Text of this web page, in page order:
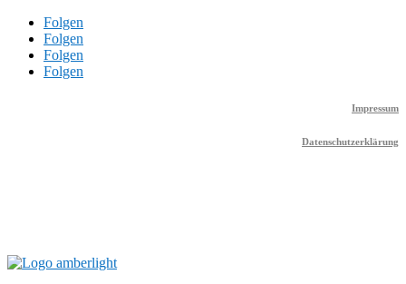
Folgen
Folgen
Folgen
Folgen
Impressum
Datenschutzerklärung